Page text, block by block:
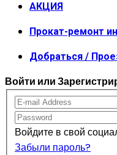
АКЦИЯ
Прокат-ремонт
Добраться /
Войти или
Войдите в свой
Забыли пароль?